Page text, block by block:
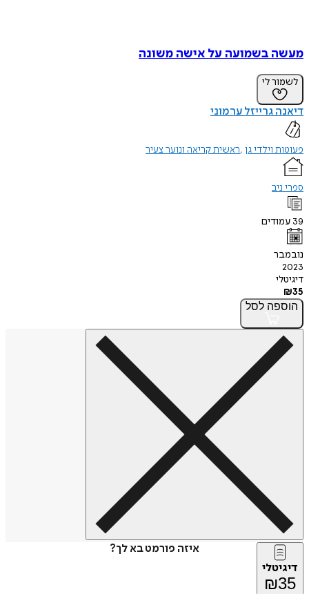
מעשה בשמועה על אישה משונה
לשמור לי
דיאנה גרייזל ערמוני
פעוטות וילדי גן ראשית קריאה ונוער צעיר
ספרי ניב
39 עמודים
נובמבר
2023
דיגיטלי
₪35
הוספה לסל
איזה פורמט בא לך?
דיגיטלי
₪35